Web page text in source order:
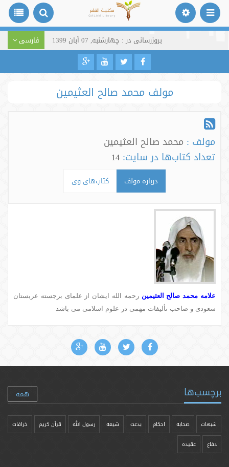
بروزرسانی در : چهارشنبه, 07 آبان 1399 فارسی
مولف محمد صالح العثیمین
مولف : محمد صالح العثیمین
تعداد کتاب‌ها در سایت: 14
درباره مولف کتاب‌های وی
علامه محمد صالح العثيمين رحمه الله ايشان از علماى برجسته عربستان
سعودى و صاحب تأليفات مهمى در علوم اسلامى مى باشد
برچسب‌ها همه
شبهات صحابه احکام بدعت شیعه رسول الله قرآن کریم خرافات
دفاع عقیده